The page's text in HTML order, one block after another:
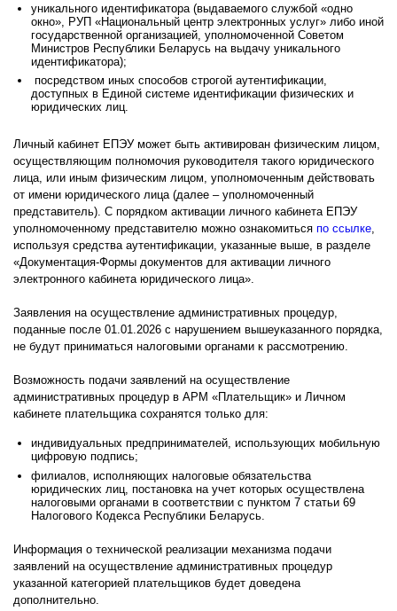
уникального идентификатора (выдаваемого службой «одно
окно», РУП «Национальный центр электронных услуг» либо иной
государственной организацией, уполномоченной Советом
Министров Республики Беларусь на выдачу уникального
идентификатора);
посредством иных способов строгой аутентификации,
доступных в Единой системе идентификации физических и
юридических лиц.
Личный кабинет ЕПЭУ может быть активирован физическим лицом,
осуществляющим полномочия руководителя такого юридического
лица, или иным физическим лицом, уполномоченным действовать
от имени юридического лица (далее – уполномоченный
представитель). С порядком активации личного кабинета ЕПЭУ
уполномоченному представителю можно ознакомиться по ссылке,
используя средства аутентификации, указанные выше, в разделе
«Документация-Формы документов для активации личного
электронного кабинета юридического лица».
Заявления на осуществление административных процедур,
поданные после 01.01.2026 с нарушением вышеуказанного порядка,
не будут приниматься налоговыми органами к рассмотрению.
Возможность подачи заявлений на осуществление
административных процедур в АРМ «Плательщик» и Личном
кабинете плательщика сохранятся только для:
индивидуальных предпринимателей, использующих мобильную
цифровую подпись;
филиалов, исполняющих налоговые обязательства
юридических лиц, постановка на учет которых осуществлена
налоговыми органами в соответствии с пунктом 7 статьи 69
Налогового Кодекса Республики Беларусь.
Информация о технической реализации механизма подачи
заявлений на осуществление административных процедур
указанной категорией плательщиков будет доведена
дополнительно.